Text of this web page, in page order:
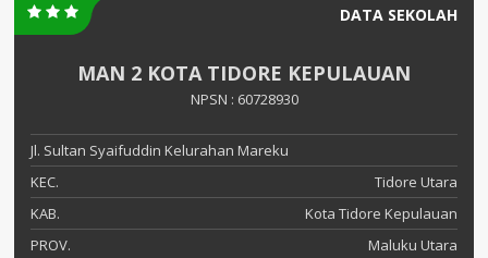
DATA SEKOLAH
MAN 2 KOTA TIDORE KEPULAUAN
NPSN : 60728930
Jl. Sultan Syaifuddin Kelurahan Mareku
KEC.
Tidore Utara
KAB.
Kota Tidore Kepulauan
PROV.
Maluku Utara